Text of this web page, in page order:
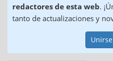
redactores de esta web.
tanto de actualizaciones y